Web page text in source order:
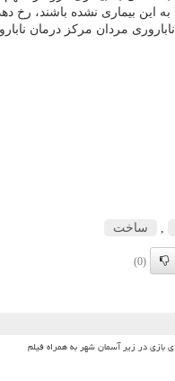
این بیماری نشده باشند، رخ
مردان مرکز درمان
, ساخت
(0)
بازی در زیر آسمان شهر به همراه فیلم